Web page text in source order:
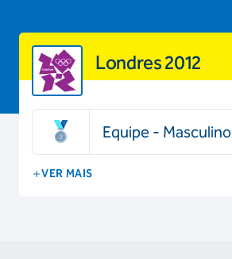
Londres 2012
Equipe - Masculino
VER MAIS